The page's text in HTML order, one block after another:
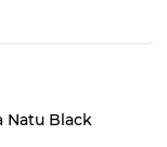
Natu Black